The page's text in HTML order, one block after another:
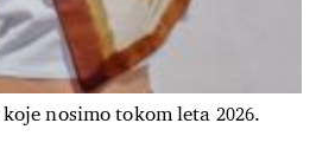
nosimo tokom leta 2026.